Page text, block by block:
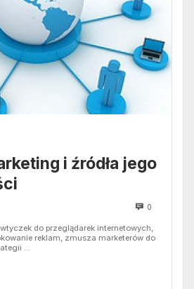
i źródła jego
0
do przeglądarek internetowych,
reklam, zmusza marketerów do
...